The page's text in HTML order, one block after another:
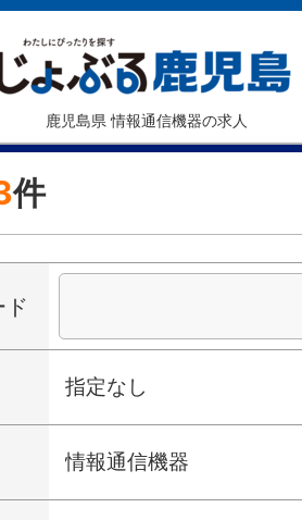
鹿児島県 情報通信機器の求人
件
ド
指定なし
情報通信機器